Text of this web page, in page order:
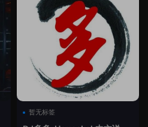
暂无标签